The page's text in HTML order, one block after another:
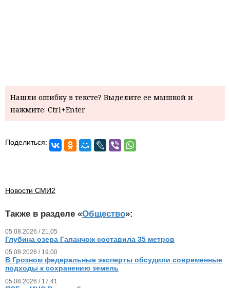
Нашли ошибку в тексте? Выделите ее мышкой и
нажмите: Ctrl+Enter
Поделиться:
Новости СМИ2
Также в разделе «Общество»:
05.08.2026 / 21.05
Глубина озера Галанчож составила 35 метров
05.08.2026 / 19.00
В Грозном федеральные эксперты обсудили современные
подходы к сохранению земель
05.08.2026 / 17.41